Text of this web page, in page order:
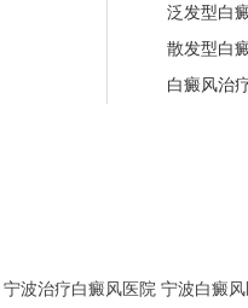
泛发型白
散发型白
白癜风治
宁波治疗白癜风医院 宁波白癜